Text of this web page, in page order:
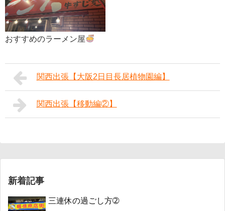
おすすめのラーメン屋
関西出張【大阪2日目長居植物園編】
関西出張【移動編②】
新着記事
三連休の過ごし方➁